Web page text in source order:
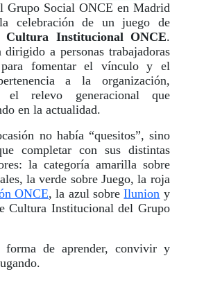
Grupo Social ONCE en Madrid
celebración de un juego de
Cultura Institucional ONCE.
dirigido a personas trabajadoras
fomentar el vínculo y el
a la organización,
el relevo generacional que
en la actualidad.
no había “quesitos”, sino
completar con sus distintas
la categoría amarilla sobre
la verde sobre Juego, la roja
ONCE, la azul sobreIlunion y
Cultura Institucional del Grupo
forma de aprender, convivir y